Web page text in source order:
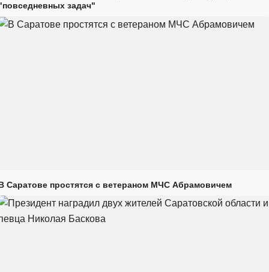
задач"
Саратове простятся с ветераном МЧС Абрамовичем